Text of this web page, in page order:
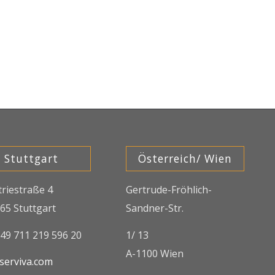
Stuttgart
4
Stuttgart
711 219 596 20
Österreich/ Wien
Gertrude-Fröhlich-
Sandner-Str.
1/ 13
A-1100 Wien